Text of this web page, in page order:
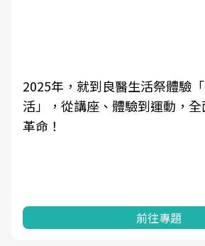
2025年，就到良醫生活祭體驗
活」，從講座、體驗到運動，
革命！
前往專題